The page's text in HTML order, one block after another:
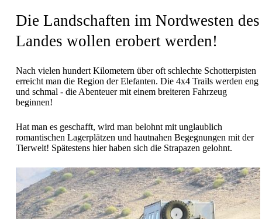
Die Landschaften im Nordwesten des
Landes wollen erobert werden!
Nach vielen hundert Kilometern über oft schlechte Schotterpisten
erreicht man die Region der Elefanten. Die 4x4 Trails werden eng
und schmal - die Abenteuer mit einem breiteren Fahrzeug
beginnen!
Hat man es geschafft, wird man belohnt mit unglaublich
romantischen Lagerplätzen und hautnahen Begegnungen mit der
Tierwelt! Spätestens hier haben sich die Strapazen gelohnt.